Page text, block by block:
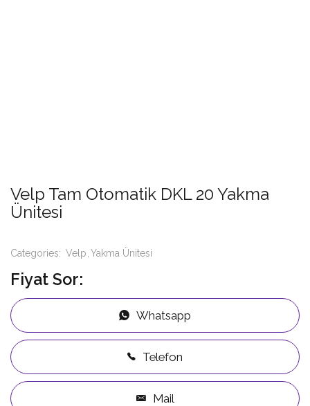
Velp Tam Otomatik DKL 20 Yakma
Ünitesi
Categories: Velp Yakma Ünitesi
Fiyat Sor:
Whatsapp
Telefon
Mail